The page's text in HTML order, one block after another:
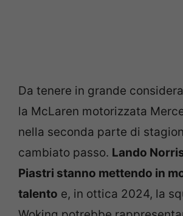
Da tenere in grande
la McLaren motorizzata
nella seconda parte di
cambiato passo. Lando
Piastri stanno mettendo in
talento e, in ottica 2024, la